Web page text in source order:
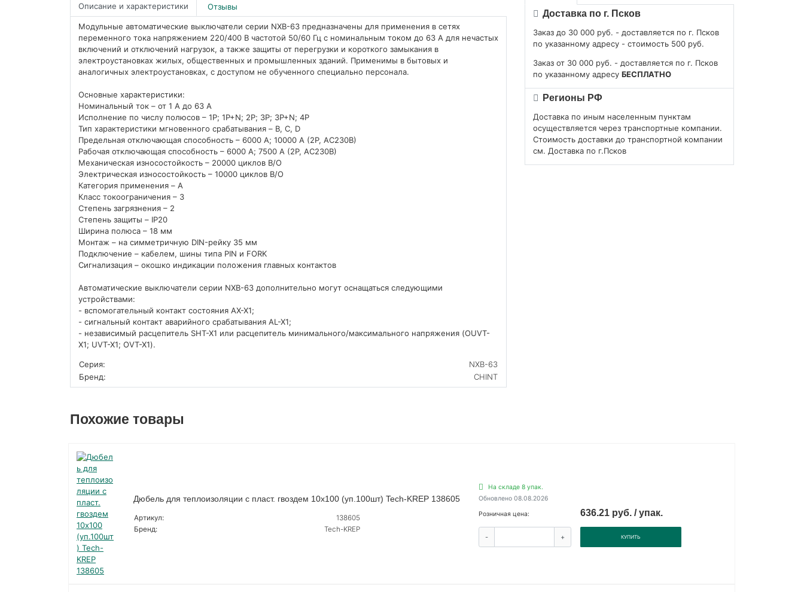
Доставка по г. Псков
Заказ до 30 000 руб. - доставляется по г. Псков
по указанному адресу - стоимость 500 руб.
Заказ от 30 000 руб. - доставляется по г. Псков
по указанному адресу БЕСПЛАТНО
Регионы РФ
Доставка по иным населенным пунктам
осуществляется через транспортные компании.
Стоимость доставки до транспортной компании
см. Доставка по г.Псков
Описание и характеристики Отзывы
Модульные автоматические выключатели серии NXB-63 предназначены для применения в сетях
переменного тока напряжением 220/400 В частотой 50/60 Гц с номинальным током до 63 А для нечастых
включений и отключений нагрузок, а также защиты от перегрузки и короткого замыкания в
электроустановках жилых, общественных и промышленных зданий. Применимы в бытовых и
аналогичных электроустановках, с доступом не обученного специально персонала.
Основные характеристики:
Номинальный ток – от 1 А до 63 А
Исполнение по числу полюсов – 1P; 1P+N; 2P; 3P; 3P+N; 4P
Тип характеристики мгновенного срабатывания – B, C, D
Предельная отключающая способность – 6000 А; 10000 А (2P, АС230В)
Рабочая отключающая способность – 6000 А; 7500 А (2P, АС230В)
Механическая износостойкость – 20000 циклов В/О
Электрическая износостойкость – 10000 циклов В/О
Категория применения – A
Класс токоограничения – 3
Степень загрязнения – 2
Степень защиты – IP20
Ширина полюса – 18 мм
Монтаж – на симметричную DIN-рейку 35 мм
Подключение – кабелем, шины типа PIN и FORK
Сигнализация – окошко индикации положения главных контактов
Автоматические выключатели серии NXB-63 дополнительно могут оснащаться следующими
устройствами:
- вспомогательный контакт состояния AX-X1;
- сигнальный контакт аварийного срабатывания AL-X1;
- независимый расцепитель SHT-X1 или расцепитель минимального/максимального напряжения (OUVT-
X1; UVT-X1; OVT-X1).
Серия:
NXB-63
Бренд:
CHINT
Похожие товары
Дюбель для теплоизоляции с пласт. гвоздем 10х100 (уп.100шт) Tech-KREP 138605
Артикул:
138605
Бренд:
Tech-KREP
На складе 8 упак.
Обновлено 08.08.2026
Розничная цена:
636.21 руб. / упак.
- + КУПИТЬ